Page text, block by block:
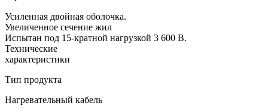
Усиленная двойная оболочка.
Увеличенное сечение жил
Испытан под 15-кратной нагрузкой 3 600 В.
Технические
характеристики
Тип продукта
Нагревательный кабель